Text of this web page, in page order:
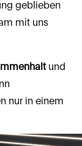
geblieben
mit uns
und
nur in einem